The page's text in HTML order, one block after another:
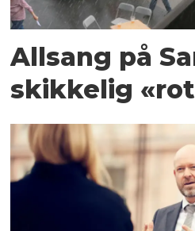
Allsang på
skikkelig